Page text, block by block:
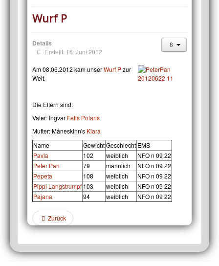
Wurf P
Details
Erstellt: 16. Juni 2012
Am 08.06.2012 kam unserWurf Pzur
Welt.
Die Eltern sind:
Vater: Ingvar Felis Polaris
Mutter: Måneskinn's Kiara
Name
GewichtGeschlecht EMS
Pavla
102 weiblich
NFO n 09 22
Peter Pan
79 männlich
NFO n 09 22
Pepeta
108 weiblich
NFO n 09 22
Pippi Langstrumpf 103 weiblich
NFO n 09 22
Pajana
94 weiblich NFO n 09 22
Zurück